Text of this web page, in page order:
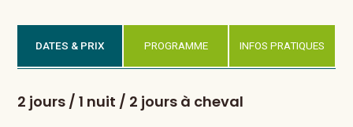
DATES & PRIX PROGRAMME INFOS PRATIQUES
2 jours / 1 nuit / 2 jours à cheval